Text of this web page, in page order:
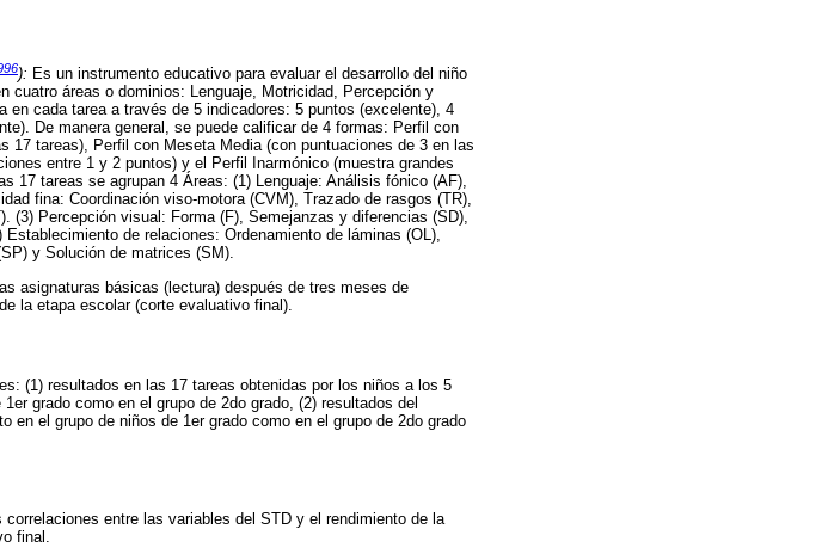
): Es un instrumento educativo para evaluar el desarrollo del niño
cuatro áreas o dominios: Lenguaje, Motricidad, Percepción y
cada tarea a través de 5 indicadores: 5 puntos (excelente), 4
De manera general, se puede calificar de 4 formas: Perfil con
17 tareas), Perfil con Meseta Media (con puntuaciones de 3 en las
entre 1 y 2 puntos) y el Perfil Inarmónico (muestra grandes
17 tareas se agrupan 4 Áreas: (1) Lenguaje: Análisis fónico (AF),
fina: Coordinación viso-motora (CVM), Trazado de rasgos (TR),
(3) Percepción visual: Forma (F), Semejanzas y diferencias (SD),
de relaciones: Ordenamiento de láminas (OL),
y Solución de matrices (SM).
asignaturas básicas (lectura) después de tres meses de
la etapa escolar (corte evaluativo final).
(1) resultados en las 17 tareas obtenidas por los niños a los 5
grado como en el grupo de 2do grado, (2) resultados del
el grupo de niños de 1er grado como en el grupo de 2do grado
entre las variables del STD y el rendimiento de la
final.